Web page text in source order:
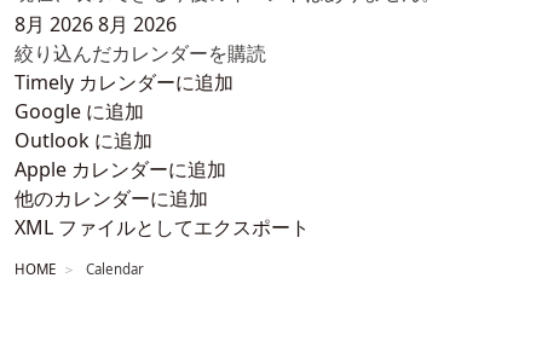
8月 20268月 2026
絞り込んだカレンダーを購読
Timely カレンダーに追加
Google に追加
Outlook に追加
Apple カレンダーに追加
他のカレンダーに追加
XML ファイルとしてエクスポート
HOME Calendar